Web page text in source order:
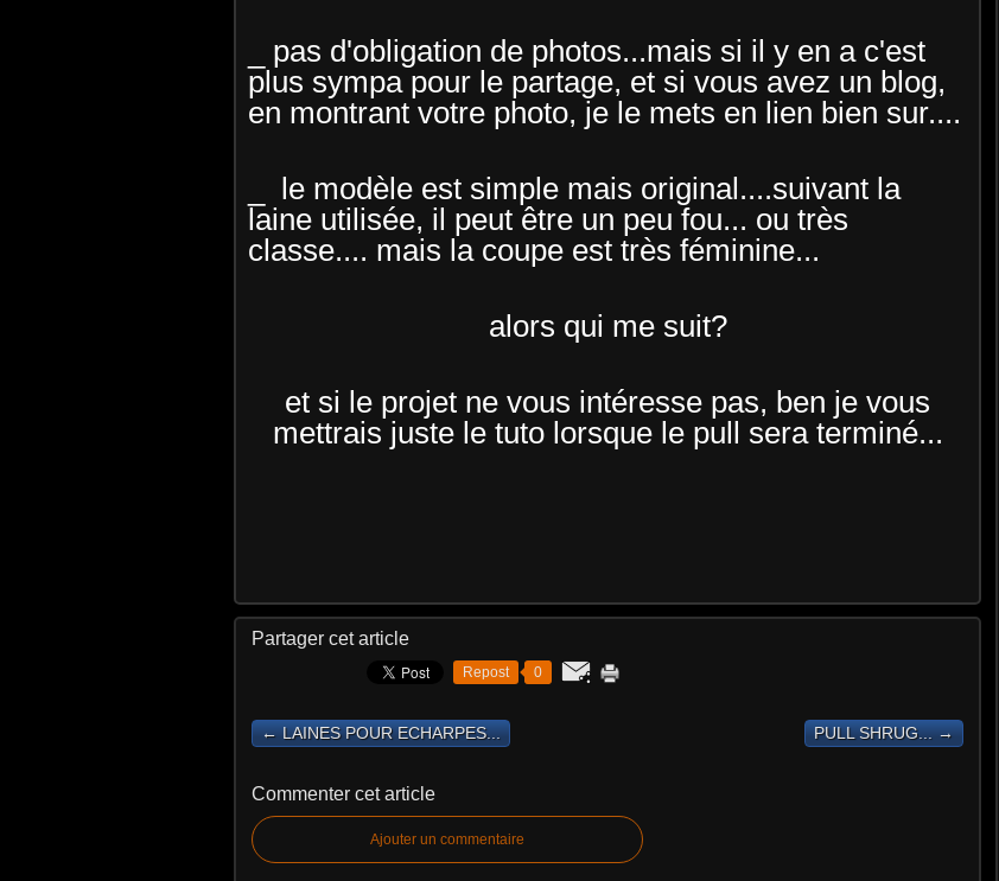
_ pas d'obligation de photos...mais si il y en a c'est
plus sympa pour le partage, et si vous avez un blog,
en montrant votre photo, je le mets en lien bien sur....
_ le modèle est simple mais original....suivant la
laine utilisée, il peut être un peu fou... ou très
classe.... mais la coupe est très féminine...
alors qui me suit?
et si le projet ne vous intéresse pas, ben je vous
mettrais juste le tuto lorsque le pull sera terminé...
Partager cet article
Repost 0
← LAINES POUR ECHARPES... PULL SHRUG... →
Commenter cet article
Ajouter un commentaire